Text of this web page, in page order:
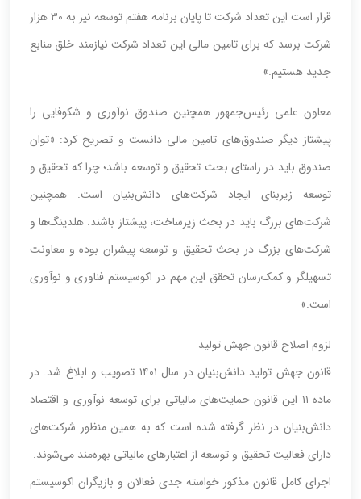
قرار است این تعداد شرکت تا پایان برنامه هفتم توسعه نیز به ۳۰ هزار
شرکت برسد که برای تامین مالی این تعداد شرکت نیازمند خلق منابع
جدید هستیم.»
معاون علمی رئیس‌جمهور همچنین صندوق نوآوری و شکوفایی را
پیشتاز دیگر صندوق‌های تامین مالی دانست و تصریح کرد: «توان
صندوق باید در راستای بحث تحقیق و توسعه باشد؛ چرا که تحقیق و
توسعه زیربنای ایجاد شرکت‌های دانش‌بنیان است. همچنین
شرکت‌های بزرگ باید در بحث زیرساخت، پیشتاز باشند. هلدینگ‌ها و
شرکت‌های بزرگ در بحث تحقیق و توسعه پیشران بوده و معاونت
تسهیلگر و کمک‌رسان تحقق این مهم در اکوسیستم فناوری و نوآوری
است.»
لزوم اصلاح قانون جهش تولید
قانون جهش تولید دانش‌بنیان در سال ۱۴۰۱ تصویب و ابلاغ شد. در
ماده ۱۱ این قانون حمایت‌های مالیاتی برای توسعه نوآوری و اقتصاد
دانش‌بنیان در نظر گرفته شده است که به همین منظور شرکت‌های
دارای فعالیت تحقیق و توسعه از اعتبارهای مالیاتی بهره‌مند می‌شوند.
اجرای کامل قانون مذکور خواسته جدی فعالان و بازیگران اکوسیستم